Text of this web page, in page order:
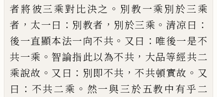
者將彼三乘對比決之 。 別教一乘別於三乘
者 ， 太一曰 ： 別教者 ， 別於三乘 。 清凉曰 ：
後一直顯本法一向不共 。 又曰 ： 唯後一是不
共一乘 。 智論指此以為不共 ， 大品等經共二
乘說故 。 又曰 ： 別即不共 ，不共頓實故 。 又
曰 ： 不共二乘 。 然一與三於五教中有乎二